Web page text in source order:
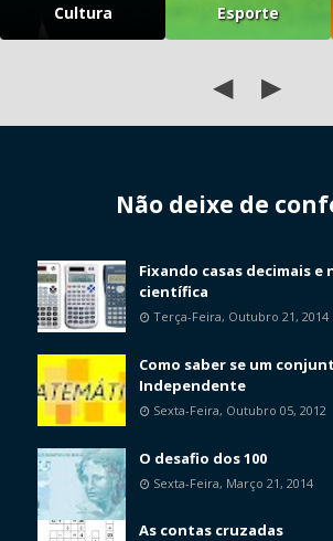
Cultura Esporte
◀ ▶
Não deixe de
Fixando casas decimais e
científica
Terça-Feira, Outubro 21, 2014
Como saber se um
Independente
Sexta-Feira, Outubro 05, 2012
O desafio dos 100
Sexta-Feira, Março 21, 2014
As contas cruzadas